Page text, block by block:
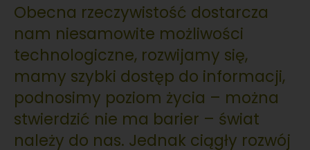
Obecna rzeczywistość dostarcza
nam niesamowite możliwości
technologiczne, rozwijamy się,
mamy szybki dostęp do informacji,
podnosimy poziom życia – można
stwierdzić nie ma barier – świat
należy do nas. Jednak ciągły rozwój